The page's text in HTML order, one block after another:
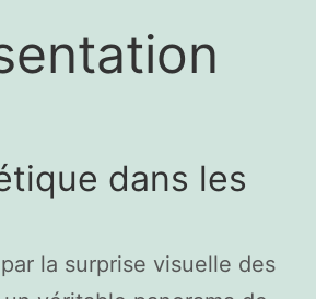
dans les
la surprise visuelle des